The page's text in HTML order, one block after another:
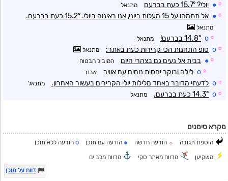
☼
● יולי? 15.7° כעת בברעם מתנאל
☼
● אל תתמהו על 15 מעלות ביוני, אנו ראינוה ביולי. 15.2° כעת בברעם.
מתנאל
☼
o 14.8° בברעם! מתנאל
☼
o טופ התחנות הכי קרירות כעת באתר: מתנאל
☼
● בבית אל נעים גם בצהרי היום המוביל הבטוח
☼
o לילה ובוקר יחסית נוחים עם אוויר אבנר
☼
o לדעתי מדובר באחד מלילות יולי הקרירים בעשור האחרון. מתנאל
☼
o 14.3° כעת בברעם. מתנאל
מקרא סימנים
הוספת תגובה ☼ הודעה חדשה ● הודעה עם תוכן o הודעה ללא תוכן
משקיען מדווח מאתר סקי
מדווח מלב ים
דווח על תוכן